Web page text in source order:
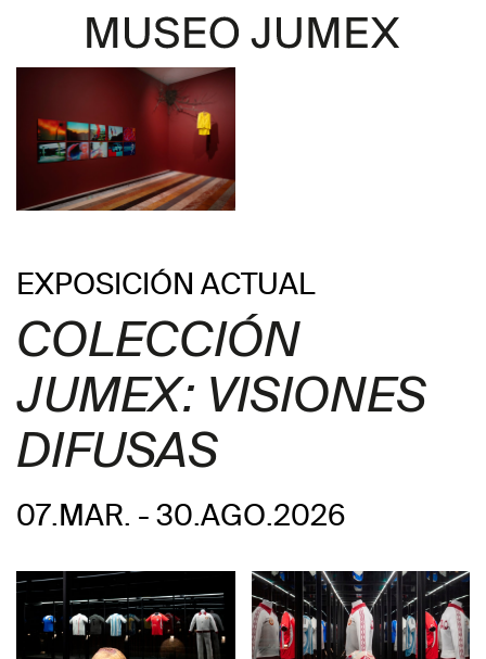
EXPOSICIÓN ACTUAL
COLECCIÓN
JUMEX: VISIONES
DIFUSAS
07.MAR. - 30.AGO.2026